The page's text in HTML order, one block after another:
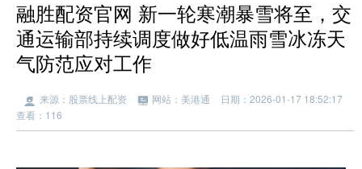
融胜配资官网 新一轮寒潮暴雪将至，交
通运输部持续调度做好低温雨雪冰冻天
气防范应对工作
来源：股票线上配资 网站：美港通
日期：2026-01-17 18:52:17
查看：116